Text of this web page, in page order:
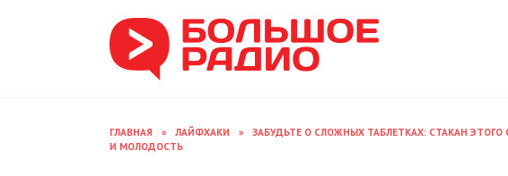
ГЛАВНАЯ » ЛАЙФХАКИ »
ЗАБУДЬТЕ О СЛОЖНЫХ ТАБЛЕТКАХ: СТАКАН
И МОЛОДОСТЬ